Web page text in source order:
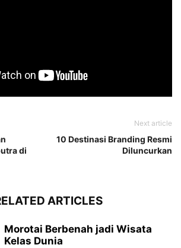
di
Next article
10 Destinasi Branding Resmi
Diluncurkan
ARTICLES
Morotai Berbenah jadi Wisata
Kelas Dunia